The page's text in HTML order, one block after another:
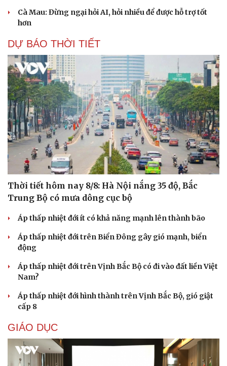
Cải chính
Cà Mau: Đừng ngại hỏi AI, hỏi nhiều để được hỗ trợ tốt
hơn
DỰ BÁO THỜI TIẾT
Thời tiết hôm nay 8/8: Hà Nội nắng 35 độ, Bắc
Trung Bộ có mưa dông cục bộ
Áp thấp nhiệt đới ít có khả năng mạnh lên thành bão
Áp thấp nhiệt đới trên Biển Đông gây gió mạnh, biển
động
Áp thấp nhiệt đới trên Vịnh Bắc Bộ có đi vào đất liền Việt
Nam?
Áp thấp nhiệt đới hình thành trên Vịnh Bắc Bộ, gió giật
cấp 8
GIÁO DỤC